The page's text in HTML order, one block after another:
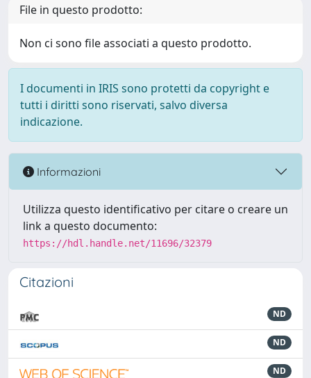
File in questo prodotto:
Non ci sono file associati a questo prodotto.
I documenti in IRIS sono protetti da copyright e
tutti i diritti sono riservati, salvo diversa
indicazione.
Informazioni
Utilizza questo identificativo per citare o creare un
link a questo documento:
https://hdl.handle.net/11696/32379
Citazioni
ND
ND
ND